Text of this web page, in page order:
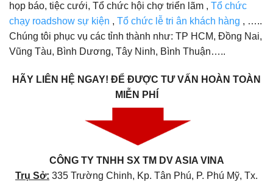
họp báo, tiệc cưới, Tổ chức hội chợ triển lãm , Tổ chức
chạy roadshow sự kiện , Tổ chức lễ tri ân khách hàng , …..
Chúng tôi phục vụ các tỉnh thành như: TP HCM, Đồng Nai,
Vũng Tàu, Bình Dương, Tây Ninh, Bình Thuận…..
HÃY LIÊN HỆ NGAY! ĐỂ ĐƯỢC TƯ VẤN HOÀN TOÀN
MIỄN PHÍ
CÔNG TY TNHH SX TM DV ASIA VINA
Trụ Sở: 335 Trường Chinh, Kp. Tân Phú, P. Phú Mỹ, Tx.